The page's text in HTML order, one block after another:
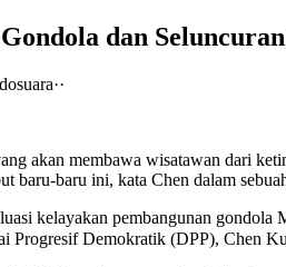
dan
··
akan membawa wisatawan dari
baru-baru ini, kata Chen dalam
kelayakan pembangunan
Progresif Demokratik (DPP), Chen